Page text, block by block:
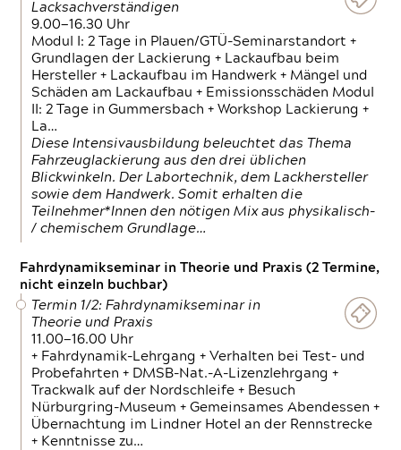
Lacksachverständigen
9.00—16.30 Uhr
Modul I: 2 Tage in Plauen/GTÜ-Seminarstandort +
Grundlagen der Lackierung + Lackaufbau beim
Hersteller + Lackaufbau im Handwerk + Mängel und
Schäden am Lackaufbau + Emissionsschäden Modul
II: 2 Tage in Gummersbach + Workshop Lackierung +
La…
Diese Intensivausbildung beleuchtet das Thema
Fahrzeuglackierung aus den drei üblichen
Blickwinkeln. Der Labortechnik, dem Lackhersteller
sowie dem Handwerk. Somit erhalten die
Teilnehmer*Innen den nötigen Mix aus physikalisch-
/ chemischem Grundlage…
Fahrdynamikseminar in Theorie und Praxis (2 Termine,
nicht einzeln buchbar)
Termin 1/2: Fahrdynamikseminar in
Theorie und Praxis
11.00—16.00 Uhr
+ Fahrdynamik-Lehrgang + Verhalten bei Test- und
Probefahrten + DMSB-Nat.-A-Lizenzlehrgang +
Trackwalk auf der Nordschleife + Besuch
Nürburgring-Museum + Gemeinsames Abendessen +
Übernachtung im Lindner Hotel an der Rennstrecke
+ Kenntnisse zu…